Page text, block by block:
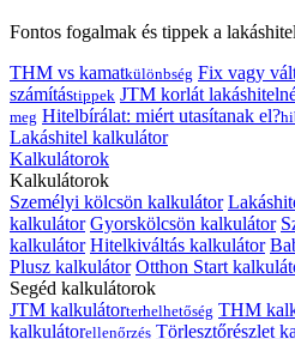
Fontos fogalmak és tippek a
THM vs kamatkülönbség Fix vagy
számítástippek JTM korlát
meg Hitelbírálat: miért utasítanak el?
Lakáshitel kalkulátor
Kalkulátorok
Kalkulátorok
Személyi kölcsön kalkulátor
kalkulátor Gyorskölcsön kalkulátor
kalkulátor Hitelkiváltás kalkulátor
Plusz kalkulátor Otthon Start
Segéd kalkulátorok
JTM kalkulátorterhelhetőség THM
kalkulátorellenőrzés Törlesztőrészlet